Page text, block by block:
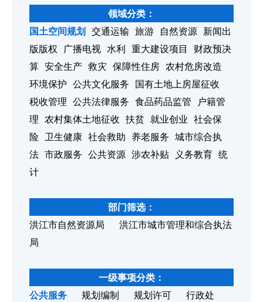
领域分类：
国土空间规划 交通运输 旅游 自然资源 新闻出
版版权 广播电视 水利 重大建设项目
财政预决
算 安全生产 救灾 保障性住房 农村危房改造
环境保护 公共文化服务 国有土地上房屋征收
税收管理 公共法律服务 食品药品监管
户籍管
理 农村集体土地征收 扶贫 就业创业 社会保
险 卫生健康 社会救助 养老服务 城市综合执
法 市政服务 公共资源 涉农补贴 义务教育 统
计
部门筛选：
洪江市自然资源局
洪江市城市管理和综合执法
局
一级事项分类：
公共服务
规划编制 规划许可
行政处